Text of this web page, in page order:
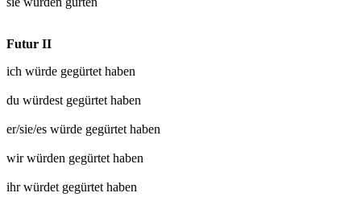
Futur II
ich würde gegürtethaben
du würdest gegürtethaben
er/sie/es würde gegürtethaben
wir würden gegürtethaben
ihr würdet gegürtethaben